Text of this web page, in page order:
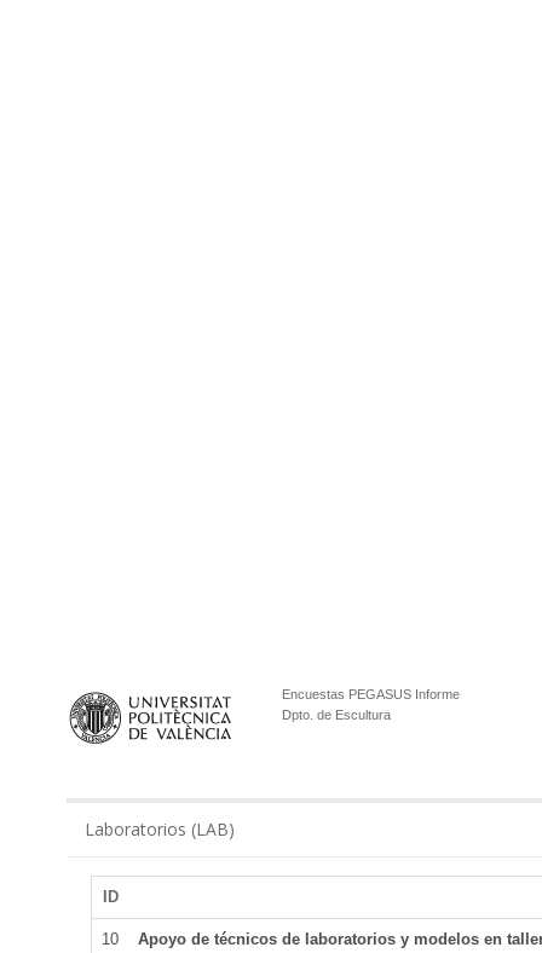
Encuestas PEGASUS Informe
Dpto. de Escultura
Laboratorios (LAB)
ID
10 Apoyo de técnicos de laboratorios y modelos en